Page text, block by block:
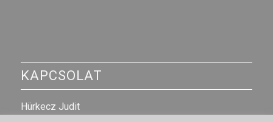
KAPCSOLAT
Hürkecz Judit